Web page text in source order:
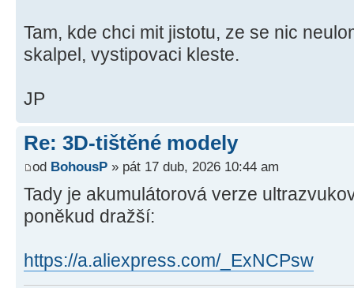
Tam, kde chci mit jistotu, ze se nic
skalpel, vystipovaci kleste.
JP
Re: 3D-tištěné modely
od BohousP » pát 17 dub, 2026 10:44 am
Tady je akumulátorová verze
poněkud dražší:
https://a.aliexpress.com/_ExNCPsw